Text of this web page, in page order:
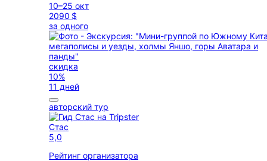
10–25 окт
2090 $
за одного
скидка
10%
11 дней
авторский тур
Стас
5,0
Рейтинг организатора